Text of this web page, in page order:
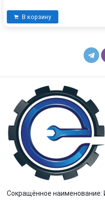
В корзину
Сокращённое